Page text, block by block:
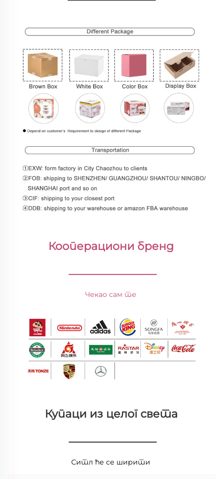
Кооперациони бренд
________________
Чекао сам те
Купаци из целог света
________________
Ситл ће се ширити